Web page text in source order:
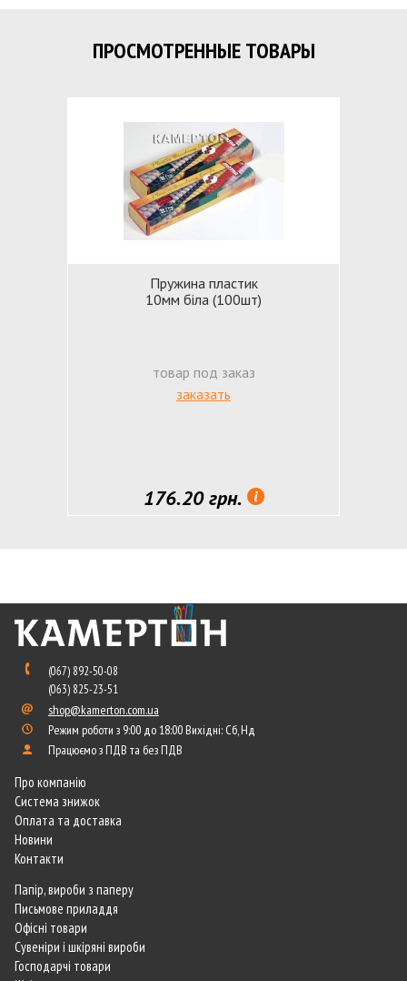
ПРОСМОТРЕННЫЕ ТОВАРЫ
Пружина пластик
10мм біла (100шт)
товар под заказ
заказать
176.20 грн.
(067) 892-50-08
(063) 825-23-51
shop@kamerton.com.ua
Режим роботи з 9:00 до 18:00 Вихідні: Сб, Нд
Працюємо з ПДВ та без ПДВ
Про компанію
Система знижок
Оплата та доставка
Новини
Контакти
Папір, вироби з паперу
Письмове приладдя
Офісні товари
Сувеніри і шкіряні вироби
Господарчі товари